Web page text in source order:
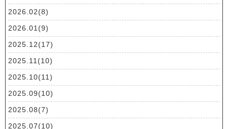
2026.02(8)
2026.01(9)
2025.12(17)
2025.11(10)
2025.10(11)
2025.09(10)
2025.08(7)
2025.07(10)